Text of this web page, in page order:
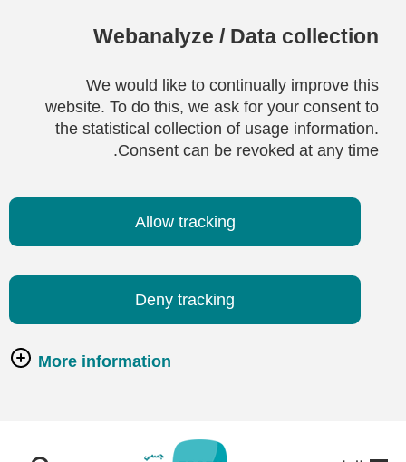
Webanalyze / Data collection
We would like to continually improve this
website. To do this, we ask for your consent to
the statistical collection of usage information.
Consent can be revoked at any time.
Allow tracking
Deny tracking
More information